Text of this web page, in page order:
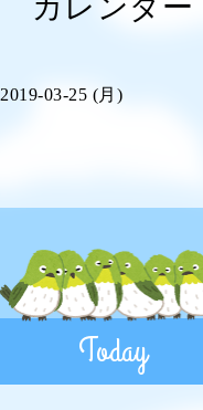
カレンダー
2019-03-25 (月)
Today